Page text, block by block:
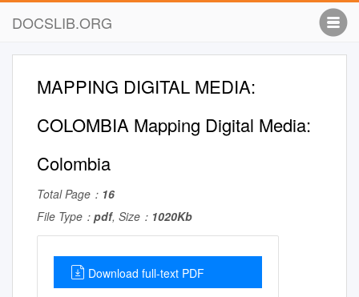
DOCSLIB.ORG
MAPPING DIGITAL MEDIA:
COLOMBIA Mapping Digital Media:
Colombia
Total Page： 16
File Type： pdf, Size： 1020Kb
Download full-text PDF